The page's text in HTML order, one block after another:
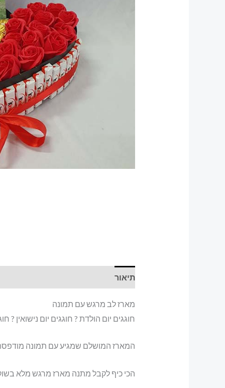
תיאור
מארז לב מרגש עם תמונה
חוגגים יום הולדת ? חוגגים יום נישואין
המארז המושלם שמגיע עם תמונה
הכי כיף לקבל מתנה מארז מרגש מלא